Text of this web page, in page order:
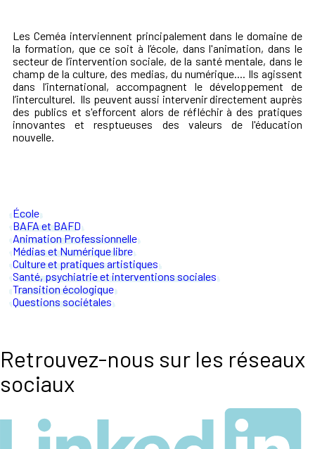
Les Ceméa interviennent principalement dans le domaine de
la formation, que ce soit à l’école, dans l'animation, dans le
secteur de l’intervention sociale, de la santé mentale, dans le
champ de la culture, des medias, du numérique.... Ils agissent
dans l’international, accompagnent le développement de
l’interculturel. Ils peuvent aussi intervenir directement auprès
des publics et s'efforcent alors de réfléchir à des pratiques
innovantes et resptueuses des valeurs de l'éducation
nouvelle.
École
BAFA et BAFD
Animation Professionnelle
Médias et Numérique libre
Culture et pratiques artistiques
Santé, psychiatrie et interventions sociales
Transition écologique
Questions sociétales
Retrouvez-nous sur les réseaux
sociaux